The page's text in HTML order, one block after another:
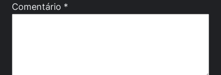
Comentário *